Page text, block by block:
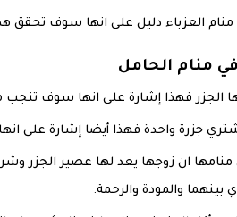
منام العزباء دليل على انها سوف
منام الحامل
الجزر فهذا إشارة على انها سوف تنجب
جزرة واحدة فهذا أيضا إشارة على
منامها ان زوجها يعد لها عصير الجزر
بينهما والمودة والرحمة.